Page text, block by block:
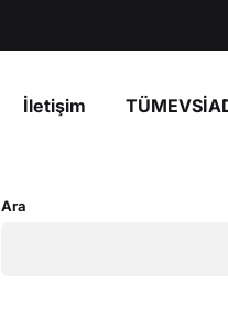
İletişim
Ara